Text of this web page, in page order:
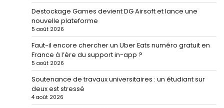
Destockage Games devient DG Airsoft et lance une
nouvelle plateforme
5 août 2026
Faut-il encore chercher un Uber Eats numéro gratuit en
France à l’ère du support in-app ?
5 août 2026
Soutenance de travaux universitaires : un étudiant sur
deux est stressé
4 août 2026